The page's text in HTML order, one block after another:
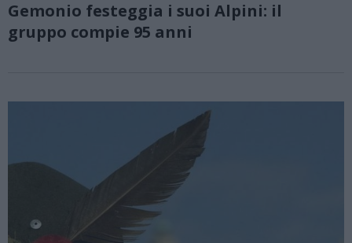
Gemonio festeggia i suoi Alpini: il
gruppo compie 95 anni